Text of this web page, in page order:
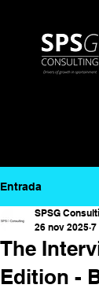
Entrada
The
Edition -
SPSG
26 nov 2025 7